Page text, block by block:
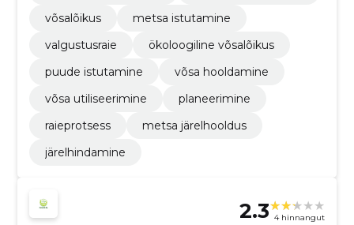
võsalõikus
metsa istutamine
valgustusraie
ökoloogiline võsalõikus
puude istutamine
võsa hooldamine
võsa utiliseerimine
planeerimine
raieprotsess
metsa järelhooldus
järelhindamine
2.3 4 hinnangut